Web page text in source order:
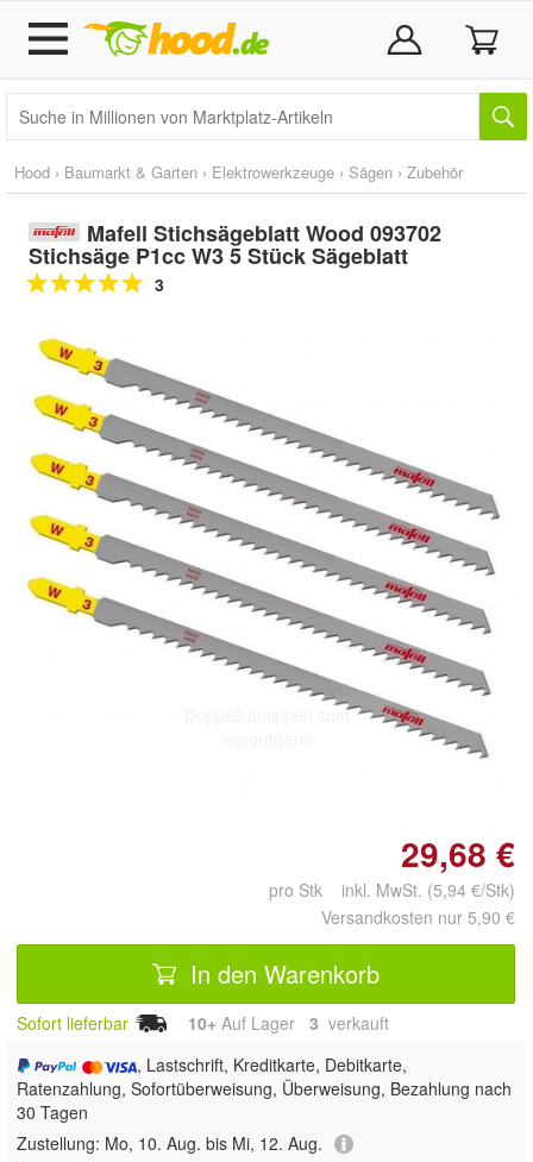
Hood › Baumarkt & Garten › Elektrowerkzeuge › Sägen › Zubehör
Mafell Stichsägeblatt Wood 093702
Stichsäge P1cc W3 5 Stück Sägeblatt
3
Doppelt antippen zum
29,68 €
pro Stk inkl. MwSt. (5,94 €/Stk)
Versandkosten nur 5,90 €
In den Warenkorb
Sofort lieferbar 10+ Auf Lager 3 verkauft
, Lastschrift, Kreditkarte, Debitkarte,
Ratenzahlung, Sofortüberweisung, Überweisung, Bezahlung nach
30 Tagen
Zustellung: Mo, 10. Aug. bis Mi, 12. Aug.